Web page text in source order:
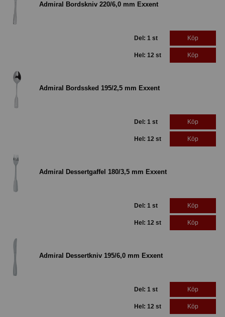
Admiral Bordskniv 220/6,0 mm Exxent
Del: 1 st Köp
Hel: 12 st Köp
Admiral Bordssked 195/2,5 mm Exxent
Del: 1 st Köp
Hel: 12 st Köp
Admiral Dessertgaffel 180/3,5 mm Exxent
Del: 1 st Köp
Hel: 12 st Köp
Admiral Dessertkniv 195/6,0 mm Exxent
Del: 1 st Köp
Hel: 12 st Köp